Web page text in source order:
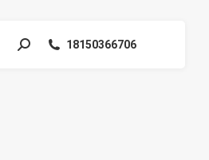
搜
18150366706